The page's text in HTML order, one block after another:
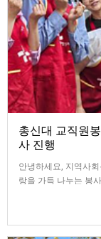
총신대 교직원
사 진행
안녕하세요, 지역사
랑을 가득 나누는 봉